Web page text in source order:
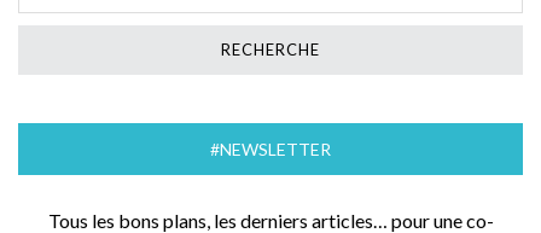
#NEWSLETTER
Tous les bons plans, les derniers articles… pour une co-